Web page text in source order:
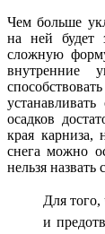
Чем больше
на ней будет
сложную
внутренние
осадков
края карниза,
снега можно
нельзя
Для того,
и